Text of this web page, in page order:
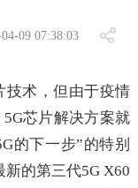
09 07:38:03
技术，但由于疫情
芯片解决方案就
的下一步”的特别
的第三代5G X60